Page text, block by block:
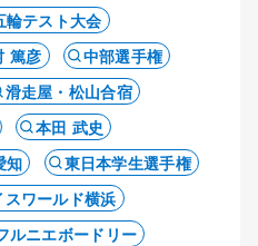
輪テスト大会
篤彦
中部選手権
滑走屋・松山合宿
本田 武史
知
東日本学生選手権
ワールド横浜
ルニエボードリー